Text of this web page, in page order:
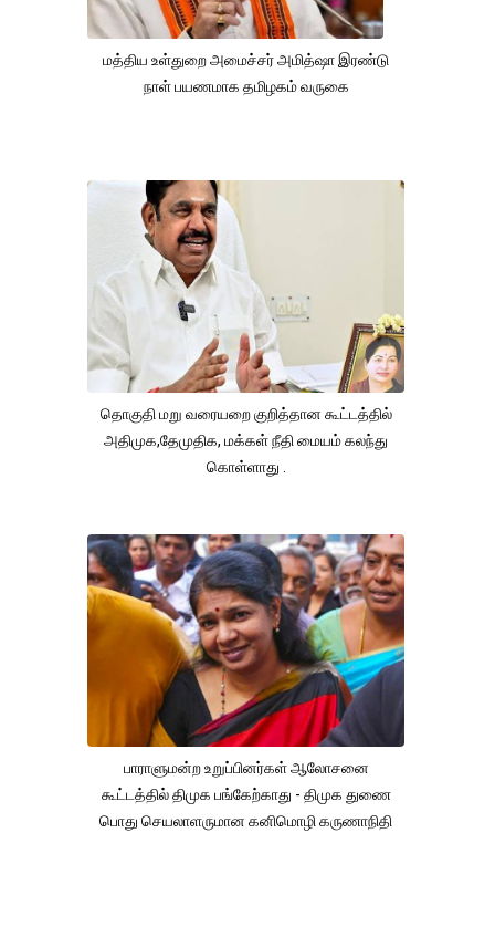
மத்திய உள்துறை அமைச்சர் அமித்ஷா இரண்டு
நாள் பயணமாக தமிழகம் வருகை
தொகுதி மறு வரையறை குறித்தான கூட்டத்தில்
அதிமுக,தேமுதிக, மக்கள் நீதி மையம் கலந்து
கொள்ளாது .
பாராளுமன்ற உறுப்பினர்கள் ஆலோசனை
கூட்டத்தில் திமுக பங்கேற்காது - திமுக துணை
பொது செயலாளருமான கனிமொழி கருணாநிதி